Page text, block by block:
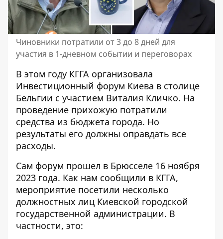
Чиновники потратили от 3 до 8 дней для
участия в 1-дневном событии и переговорах
В этом году КГГА организовала
Инвестиционный форум Киева в столице
Бельгии с участием Виталия Кличко. На
проведение прихожую потратили
средства из бюджета города. Но
результаты его должны оправдать все
расходы.
Сам форум прошел в Брюсселе 16 ноября
2023 года. Как нам сообщили в КГГА,
мероприятие посетили несколько
должностных лиц Киевской городской
государственной администрации. В
частности, это: